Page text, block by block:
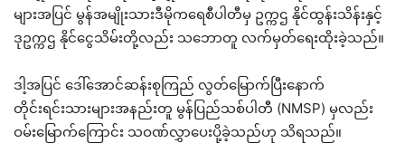
များအပြင် မွန်အမျိုးသားဒီမိုကရေစီပါတီမှ ဥက္ကဌ နိုင်ထွန်းသိန်းနှင့်
ဒုဥက္ကဌ နိုင်ငွေသိမ်းတို့လည်း သဘောတူ လက်မှတ်ရေးထိုးခဲ့သည်။
ဒါ့အပြင် ဒေါ်အောင်ဆန်းစုကြည် လွတ်မြောက်ပြီးနောက်
တိုင်းရင်းသားများအနည်းတူ မွန်ပြည်သစ်ပါတီ (NMSP) မှလည်း
ဝမ်းမြောက်ကြောင်း သဝဏ်လွှာပေးပို့ခဲ့သည်ဟု သိရသည်။